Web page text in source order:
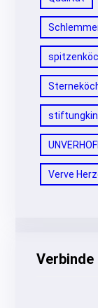
Verve
Verbinde